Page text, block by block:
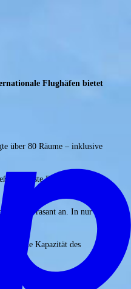
Flughäfen bietet
über 80 Räume – inklusive
Das erste Flugzeug startete
rasant an. In nur
sich die Kapazität des